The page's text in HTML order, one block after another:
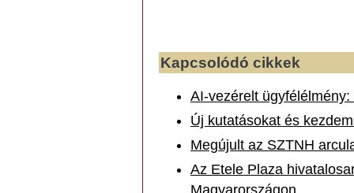
Kapcsolódó cikkek
AI-vezérelt
Új kutatásokat és
Megújult az SZTNH
Az Etele Plaza
Magyarországon